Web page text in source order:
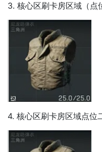
3. 核心区刷卡房区域（点
4. 核心区刷卡房区域点位